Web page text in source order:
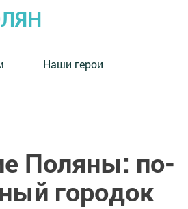
Наши герои
Поляны: по-
городок